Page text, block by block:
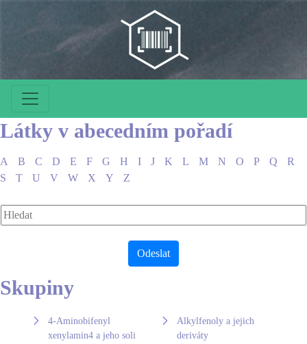
Látky v abecedním pořadí
A B C D E F G H I J K L M N O P Q
R
S
T U V W X Y Z
Skupiny
4-Aminobifenyl
xenylamin4 a jeho soli
Alkylfenoly a jejich
deriváty